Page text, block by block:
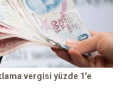
vergisi yüzde 1'e